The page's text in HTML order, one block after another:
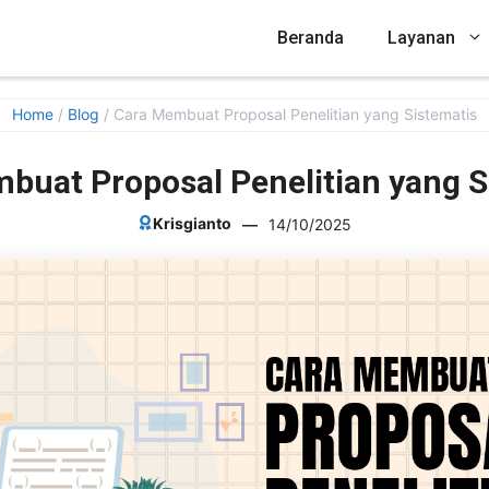
Beranda Layanan
Home / Blog / Cara Membuat Proposal Penelitian yang Sistematis
Proposal Penelitian yang
Krisgianto — 14/10/2025